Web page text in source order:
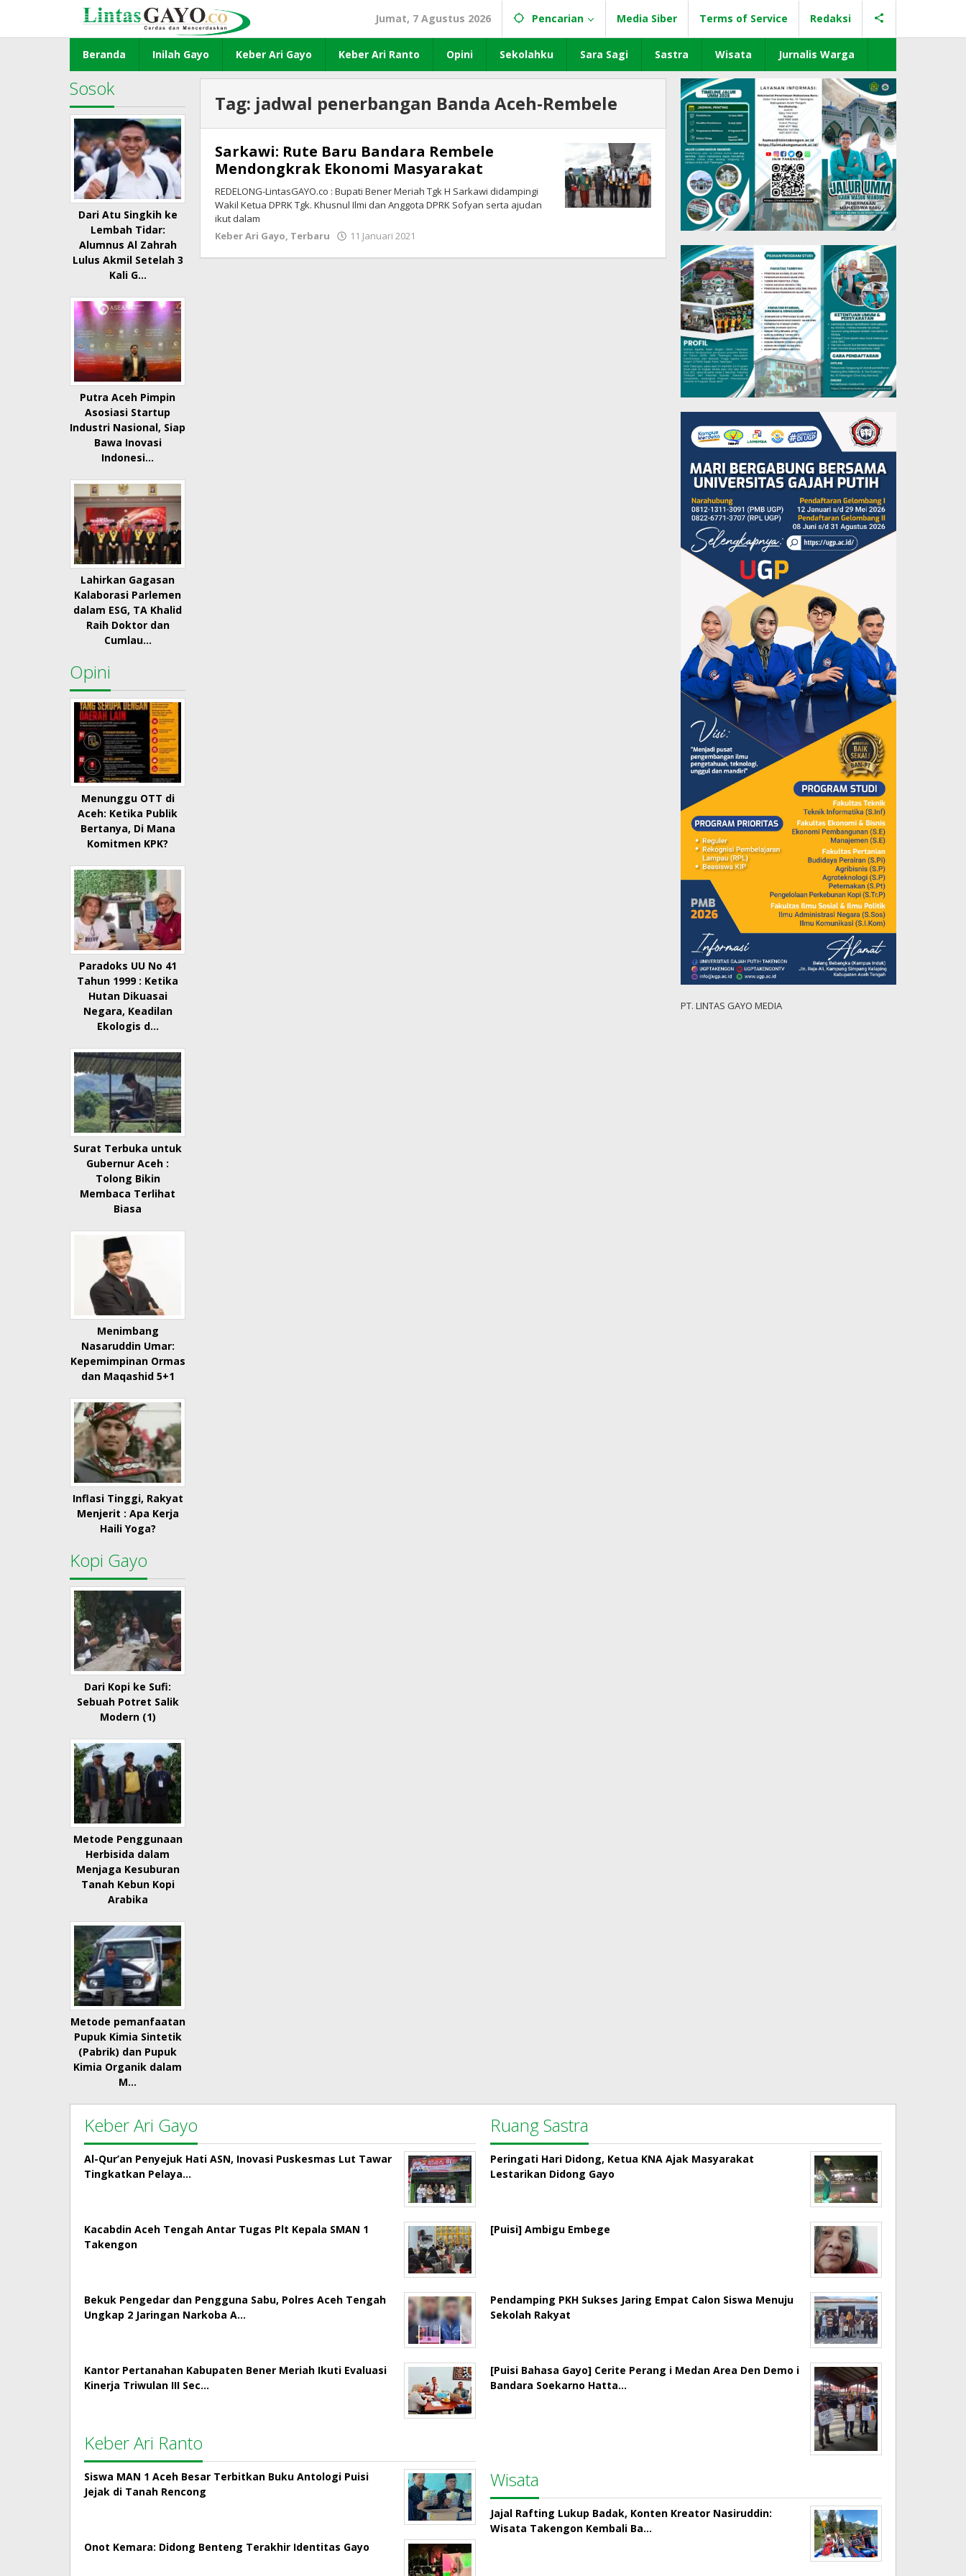
konten
Jumat, 7 Agustus 2026 Pencarian Media Siber Terms of Service Redaksi
Beranda Inilah Gayo Keber Ari Gayo Keber Ari Ranto Opini Sekolahku Sara Sagi Sastra Wisata Jurnalis Warga
Sosok
Dari Atu Singkih ke
Lembah Tidar:
Alumnus Al Zahrah
Lulus Akmil Setelah 3
Kali G…
Putra Aceh Pimpin
Asosiasi Startup
Industri Nasional, Siap
Bawa Inovasi
Indonesi…
Lahirkan Gagasan
Kalaborasi Parlemen
dalam ESG, TA Khalid
Raih Doktor dan
Cumlau…
Opini
Menunggu OTT di
Aceh: Ketika Publik
Bertanya, Di Mana
Komitmen KPK?
Paradoks UU No 41
Tahun 1999 : Ketika
Hutan Dikuasai
Negara, Keadilan
Ekologis d…
Surat Terbuka untuk
Gubernur Aceh :
Tolong Bikin
Membaca Terlihat
Biasa
Menimbang
Nasaruddin Umar:
Kepemimpinan Ormas
dan Maqashid 5+1
Inflasi Tinggi, Rakyat
Menjerit : Apa Kerja
Haili Yoga?
Kopi Gayo
Dari Kopi ke Sufi:
Sebuah Potret Salik
Modern (1)
Metode Penggunaan
Herbisida dalam
Menjaga Kesuburan
Tanah Kebun Kopi
Arabika
Metode pemanfaatan
Pupuk Kimia Sintetik
(Pabrik) dan Pupuk
Kimia Organik dalam
M…
Tag: jadwal penerbangan Banda Aceh-Rembele
Sarkawi: Rute Baru Bandara Rembele
Mendongkrak Ekonomi Masyarakat
REDELONG-LintasGAYO.co : Bupati Bener Meriah Tgk H Sarkawi didampingi
Wakil Ketua DPRK Tgk. Khusnul Ilmi dan Anggota DPRK Sofyan serta ajudan
ikut dalam
Keber Ari Gayo, Terbaru 11 Januari 2021
PT. LINTAS GAYO MEDIA
Keber Ari Gayo
Al-Qur’an Penyejuk Hati ASN, Inovasi Puskesmas Lut Tawar
Tingkatkan Pelaya…
Kacabdin Aceh Tengah Antar Tugas Plt Kepala SMAN 1
Takengon
Bekuk Pengedar dan Pengguna Sabu, Polres Aceh Tengah
Ungkap 2 Jaringan Narkoba A…
Kantor Pertanahan Kabupaten Bener Meriah Ikuti Evaluasi
Kinerja Triwulan III Sec…
Keber Ari Ranto
Siswa MAN 1 Aceh Besar Terbitkan Buku Antologi Puisi
Jejak di Tanah Rencong
Onot Kemara: Didong Benteng Terakhir Identitas Gayo
Ruang Sastra
Peringati Hari Didong, Ketua KNA Ajak Masyarakat
Lestarikan Didong Gayo
[Puisi] Ambigu Embege
Pendamping PKH Sukses Jaring Empat Calon Siswa Menuju
Sekolah Rakyat
[Puisi Bahasa Gayo] Cerite Perang i Medan Area Den Demo i
Bandara Soekarno Hatta…
Wisata
Jajal Rafting Lukup Badak, Konten Kreator Nasiruddin:
Wisata Takengon Kembali Ba…